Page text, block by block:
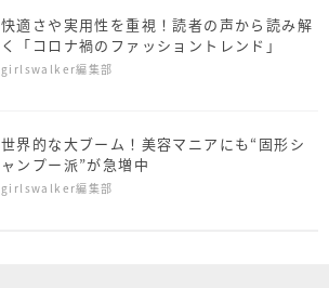
快適さや実用性を重視！読者の声から読み解
く「コロナ禍のファッショントレンド」
girlswalker編集部
世界的な大ブーム！美容マニアにも“固形シ
ャンプー派”が急増中
girlswalker編集部